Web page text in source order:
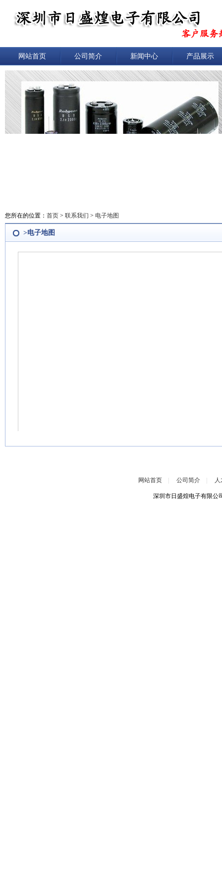
网站首页 公司简介 新闻中心 产品展示
您所在的位置： 首页 > 联系我们 > 电子地图
>电子地图
网站首页| 公司简介|
深圳市日盛煌电子有限公